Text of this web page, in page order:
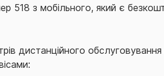
518 з мобільного, який є
дистанційного обслуговування